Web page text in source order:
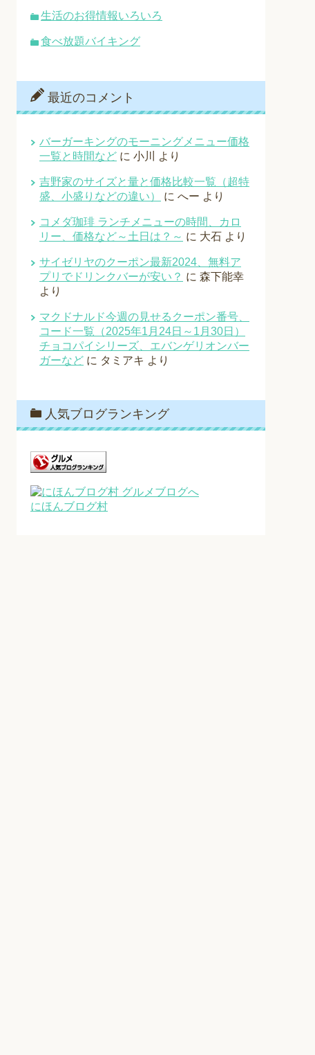
生活のお得情報いろいろ
食べ放題バイキング
最近のコメント
バーガーキングのモーニングメニュー価格
一覧と時間など に 小川 より
吉野家のサイズと量と価格比較一覧（超特
盛、小盛りなどの違い）
に へー より
コメダ珈琲 ランチメニューの時間、カロ
リー、価格など～土日は？～ に 大石 より
サイゼリヤのクーポン最新2024、無料ア
プリでドリンクバーが安い？ に 森下能幸
より
マクドナルド今週の見せるクーポン番号、
コード一覧（2025年1月24日～1月30日）
チョコパイシリーズ、エバンゲリオンバー
ガーなど に タミアキ より
人気ブログランキング
にほんブログ村